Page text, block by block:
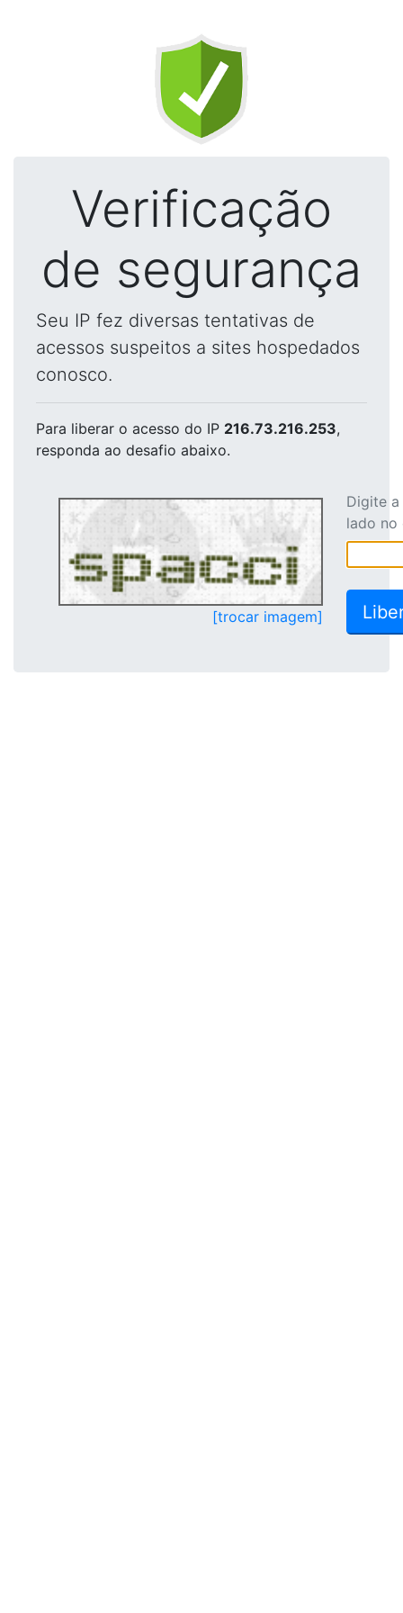
Verificação
de segurança
Seu IP fez diversas tentativas de
acessos suspeitos a sites hospedados
conosco.
Para liberar o acesso do IP 216.73.216.253,
responda ao desafio abaixo.
[trocar imagem]
Digite
lado no